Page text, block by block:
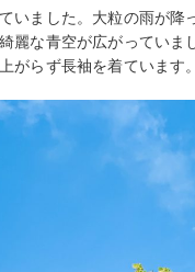
いました。大粒の雨が
麗な青空が広がってい
がらず長袖を着ています